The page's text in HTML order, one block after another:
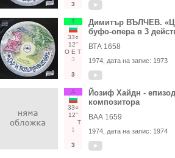
3
Т
33○
12"
О Е Т
3
3
Димитър ВЪЛЧЕВ.
буфо-опера в 3
ВТА 1658
1974 , дата на запис: 1973
А
33○
12"
Т
1
3
Йозиф Хайдн -
композитора
ВАА 1659
1974 , дата на запис: 1974